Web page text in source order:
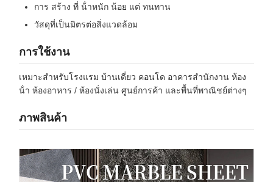
การ สร้าง ที่ น้ําหนัก น้อย แต่ ทนทาน
วัสดุที่เป็นมิตรต่อสิ่งแวดล้อม
การใช้งาน
เหมาะสําหรับโรงแรม บ้านเดี่ยว คอนโด อาคารสํานักงาน ห้อง
น้ํา ห้องอาหาร / ห้องนั่งเล่น ศูนย์การค้า และพื้นที่พาณิชย์ต่างๆ
ภาพสินค้า